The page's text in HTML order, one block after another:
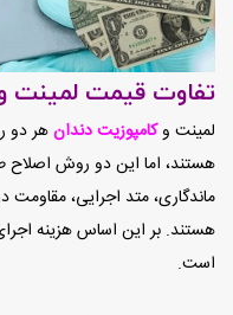
تفاوت قیمت لمینت
لمینت وکامپوزیت دندانهر دو
هستند، اما این دو روش اصلاح
ماندگاری، متد اجرایی، مقاومت
هستند. بر این اساس هزینه
است.